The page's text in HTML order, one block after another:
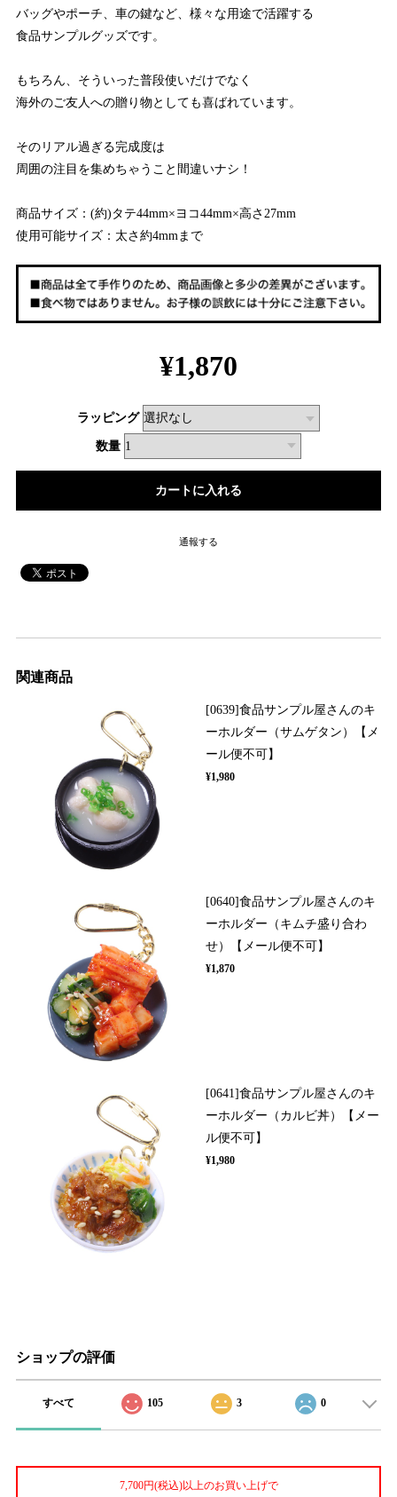
バッグやポーチ、車の鍵など、様々な用途で活躍する
食品サンプルグッズです。
もちろん、そういった普段使いだけでなく
海外のご友人への贈り物としても喜ばれています。
そのリアル過ぎる完成度は
周囲の注目を集めちゃうこと間違いナシ！
商品サイズ：(約)タテ44mm×ヨコ44mm×高さ27mm
使用可能サイズ：太さ約4mmまで
¥1,870
ラッピング
数量
通報する
関連商品
[0639]食品サンプル屋さんのキ
ーホルダー（サムゲタン）【メ
ール便不可】
¥1,980
[0640]食品サンプル屋さんのキ
ーホルダー（キムチ盛り合わ
せ）【メール便不可】
¥1,870
[0641]食品サンプル屋さんのキ
ーホルダー（カルビ丼）【メー
ル便不可】
¥1,980
ショップの評価
すべて 105 3 0
7,700円(税込)以上のお買い上げで